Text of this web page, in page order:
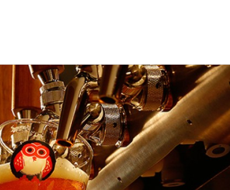
啤酒
500ml
330ml
500ml
桶裝
500ml
木內酒造
常陸野貓頭鷹啤酒
木內梅酒
日之丸單一麥芽威士忌